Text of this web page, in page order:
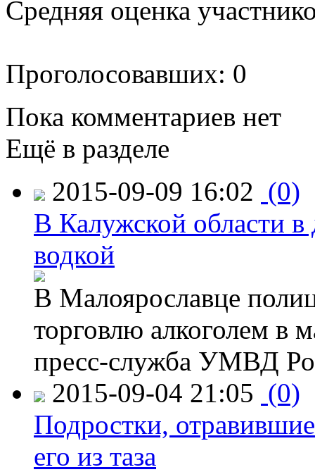
Средняя оценка
Проголосовавших: 0
Пока комментариев нет
Ещё в разделе
2015-09-09 16:02 (0)
В Калужской области в
водкой
В Малоярославце
торговлю алкоголем в
пресс-служба УМВД
2015-09-04 21:05 (0)
Подростки,
его из таза